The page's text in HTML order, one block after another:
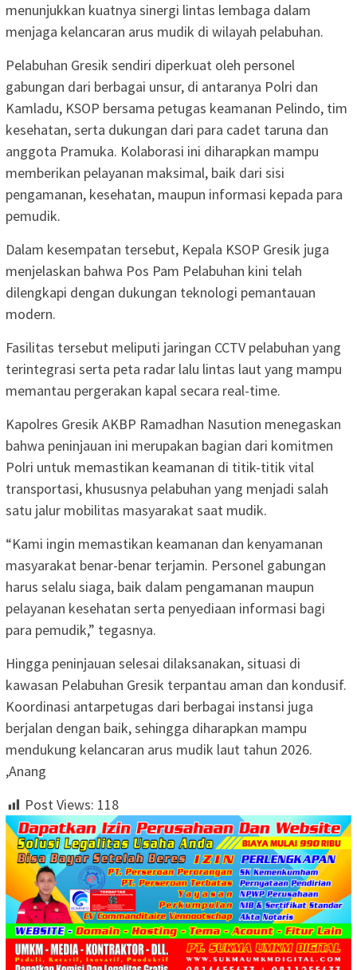
menunjukkan kuatnya sinergi lintas lembaga dalam
menjaga kelancaran arus mudik di wilayah pelabuhan.
Pelabuhan Gresik sendiri diperkuat oleh personel
gabungan dari berbagai unsur, di antaranya Polri dan
Kamladu, KSOP bersama petugas keamanan Pelindo, tim
kesehatan, serta dukungan dari para cadet taruna dan
anggota Pramuka. Kolaborasi ini diharapkan mampu
memberikan pelayanan maksimal, baik dari sisi
pengamanan, kesehatan, maupun informasi kepada para
pemudik.
Dalam kesempatan tersebut, Kepala KSOP Gresik juga
menjelaskan bahwa Pos Pam Pelabuhan kini telah
dilengkapi dengan dukungan teknologi pemantauan
modern.
Fasilitas tersebut meliputi jaringan CCTV pelabuhan yang
terintegrasi serta peta radar lalu lintas laut yang mampu
memantau pergerakan kapal secara real-time.
Kapolres Gresik AKBP Ramadhan Nasution menegaskan
bahwa peninjauan ini merupakan bagian dari komitmen
Polri untuk memastikan keamanan di titik-titik vital
transportasi, khususnya pelabuhan yang menjadi salah
satu jalur mobilitas masyarakat saat mudik.
“Kami ingin memastikan keamanan dan kenyamanan
masyarakat benar-benar terjamin. Personel gabungan
harus selalu siaga, baik dalam pengamanan maupun
pelayanan kesehatan serta penyediaan informasi bagi
para pemudik,” tegasnya.
Hingga peninjauan selesai dilaksanakan, situasi di
kawasan Pelabuhan Gresik terpantau aman dan kondusif.
Koordinasi antarpetugas dari berbagai instansi juga
berjalan dengan baik, sehingga diharapkan mampu
mendukung kelancaran arus mudik laut tahun 2026.
,Anang
Post Views: 118